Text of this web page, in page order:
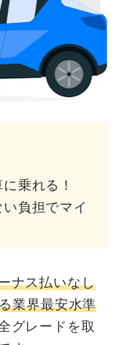
乗れる！
負担でマイ
ナス払いなし
業界最安水準
グレードを取